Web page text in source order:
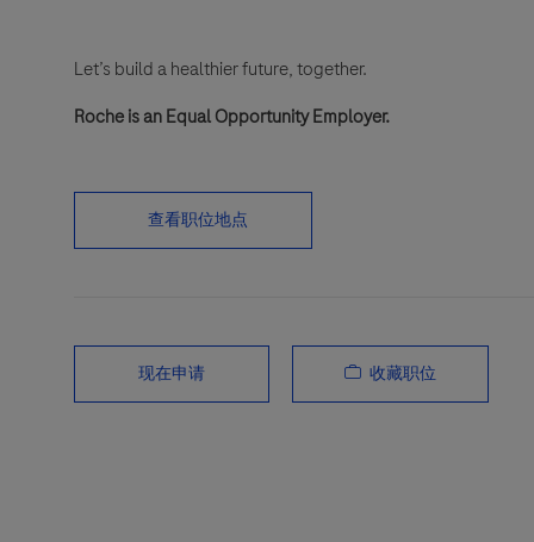
Let’s build a healthier future, together.
Roche is an Equal Opportunity Employer.
查看职位地点
现在申请 收藏职位